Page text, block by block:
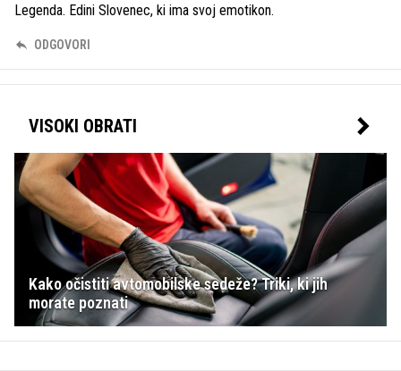
Legenda. Edini Slovenec, ki ima svoj emotikon.
ODGOVORI
VISOKI OBRATI
Kako očistiti avtomobilske sedeže? Triki, ki jih
morate poznati